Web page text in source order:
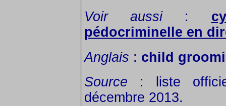
Voir aussi:
pédocriminelle en
Anglais : child
Source : liste
décembre 2013.